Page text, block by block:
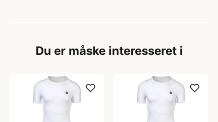
Du er måske interesseret i